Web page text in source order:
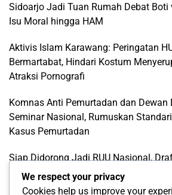
Sidoarjo Jadi Tuan Rumah Debat Boti
Isu Moral hingga HAM
Aktivis Islam Karawang: Peringatan
Bermartabat, Hindari Kostum
Atraksi Pornografi
Komnas Anti Pemurtadan dan Dewan
Seminar Nasional, Rumuskan
Kasus Pemurtadan
Siap Didorong Jadi RUU Nasional,
LGBTQ+ Karawang Diterima Ust.
We respect your privacy
Cookies help us improve your